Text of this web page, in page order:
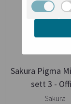
Sakura Pigma
sett 3 -
Sakura